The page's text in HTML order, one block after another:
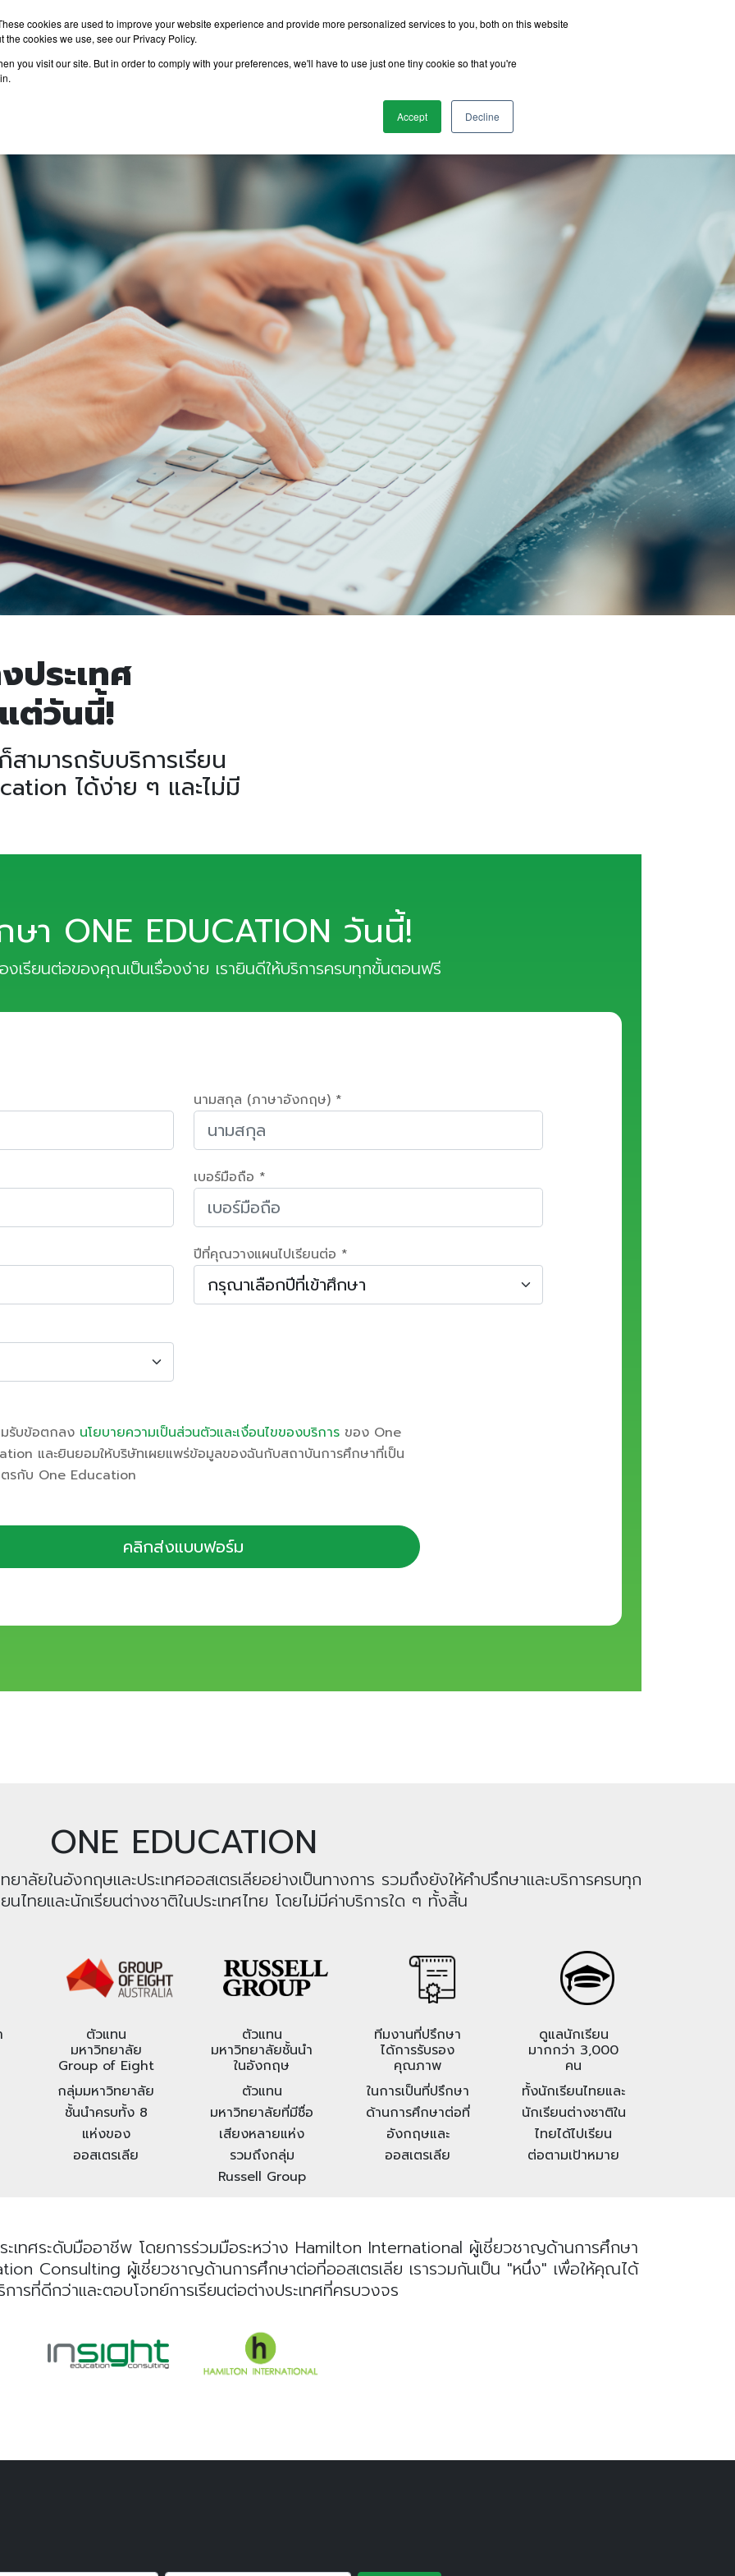
cookies are used to improve your website experience and provide more personalized services to you, both on this website
cookies we use, see our Privacy Policy.
you visit our site. But in order to comply with your preferences, we'll have to use just one tiny cookie so that you're
Accept Decline
รียนต่อ
ประเทศ
ต่วันนี้!
มารถรับบริการเรียน
ได้ง่าย ๆ และไม่มี
ษา ONE EDUCATION วันนี้!
องเรียนต่อของคุณเป็นเรื่องง่าย เรายินดีให้บริการครบทุกขั้นตอนฟรี
นามสกุล (ภาษาอังกฤษ) *
เบอร์มือถือ *
ปีที่คุณวางแผนไปเรียนต่อ *
รับข้อตกลง นโยบายความเป็นส่วนตัวและเงื่อนไขของบริการของ One
และยินยอมให้บริษัทเผยแพร่ข้อมูลของฉันกับสถาบันการศึกษาที่เป็น
รกับ One Education
คลิกส่งแบบฟอร์ม
ONE EDUCATION
าลัยในอังกฤษและประเทศออสเตรเลียอย่างเป็นทางการ รวมถึงยังให้คำปรึกษาและบริการครบทุก
นไทยและนักเรียนต่างชาติในประเทศไทย โดยไม่มีค่าบริการใด ๆ ทั้งสิ้น
ตัวแทน
มหาวิทยาลัย
Group of Eight
กลุ่มมหาวิทยาลัย
ชั้นนำครบทั้ง 8
แห่งของ
ออสเตรเลีย
ตัวแทน
มหาวิทยาลัยชั้นนำ
ในอังกฤษ
ตัวแทน
มหาวิทยาลัยที่มีชื่อ
เสียงหลายแห่ง
รวมถึงกลุ่ม
Russell Group
ทีมงานที่ปรึกษา
ได้การรับรอง
คุณภาพ
ในการเป็นที่ปรึกษา
ด้านการศึกษาต่อที่
อังกฤษและ
ออสเตรเลีย
ดูแลนักเรียน
มากกว่า 3,000
คน
ทั้งนักเรียนไทยและ
นักเรียนต่างชาติใน
ไทยได้ไปเรียน
ต่อตามเป้าหมาย
เทศระดับมืออาชีพ โดยการร่วมมือระหว่าง Hamilton International ผู้เชี่ยวชาญด้านการศึกษา
Consulting ผู้เชี่ยวชาญด้านการศึกษาต่อที่ออสเตรเลีย เรารวมกันเป็น "หนึ่ง" เพื่อให้คุณได้
ารที่ดีกว่าและตอบโจทย์การเรียนต่อต่างประเทศที่ครบวงจร